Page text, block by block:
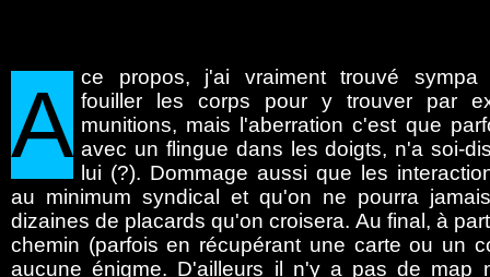
A ce propos, j'ai vraiment trouvé sympa
fouiller les corps pour y trouver par
munitions, mais l'aberration c'est que
avec un flingue dans les doigts, n'a soi-
lui (?). Dommage aussi que les
au minimum syndical et qu'on ne pourra
dizaines de placards qu'on croisera. Au final, à
chemin (parfois en récupérant une carte ou un
aucune énigme. D'ailleurs il n'y a pas de map